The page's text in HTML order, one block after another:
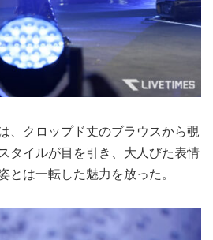
、クロップド丈のブラウスから覗
タイルが目を引き、大人びた表情
とは一転した魅力を放った。